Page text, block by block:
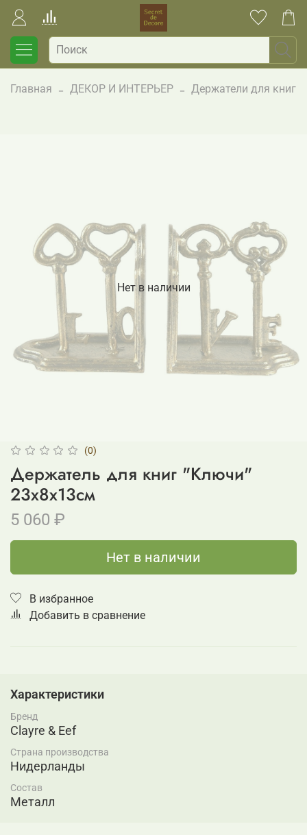
Главная ДЕКОР И ИНТЕРЬЕР Держатели для книг
Нет в наличии
(0)
Держатель для книг "Ключи"
23x8x13см
5 060 ₽
Нет в наличии
В избранное
Добавить в сравнение
Характеристики
Бренд
Clayre & Eef
Страна производства
Нидерланды
Состав
Металл